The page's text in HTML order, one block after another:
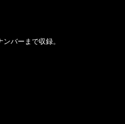
バーまで収録。